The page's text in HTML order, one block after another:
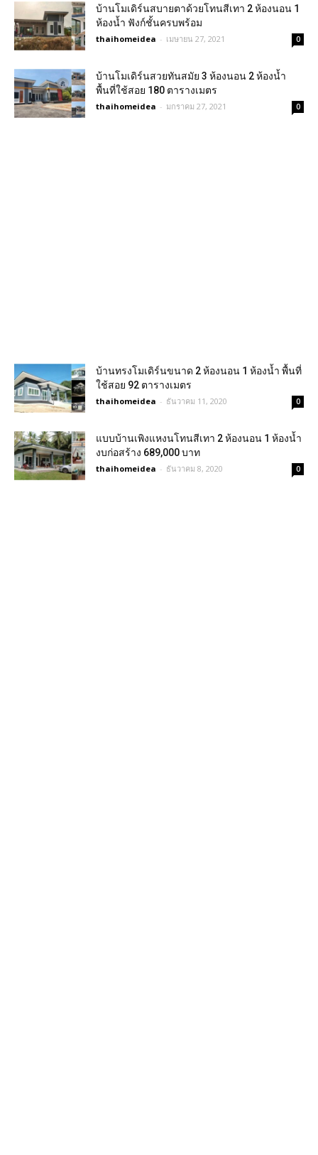
บ้านโมเดิร์นสบายตาด้วยโทนสีเทา 2 ห้องนอน 1
ห้องน้ำ ฟังก์ชั้นครบพร้อม
thaihomeidea - เมษายน 27, 2021 0
บ้านโมเดิร์นสวยทันสมัย 3 ห้องนอน 2 ห้องน้ำ
พื้นที่ใช้สอย 180 ตารางเมตร
thaihomeidea - มกราคม 27, 2021 0
บ้านทรงโมเดิร์นขนาด 2 ห้องนอน 1 ห้องน้ำ พื้นที่
ใช้สอย 92 ตารางเมตร
thaihomeidea - ธันวาคม 11, 2020 0
แบบบ้านเพิงแหงนโทนสีเทา 2 ห้องนอน 1 ห้องน้ำ
งบก่อสร้าง 689,000 บาท
thaihomeidea - ธันวาคม 8, 2020 0